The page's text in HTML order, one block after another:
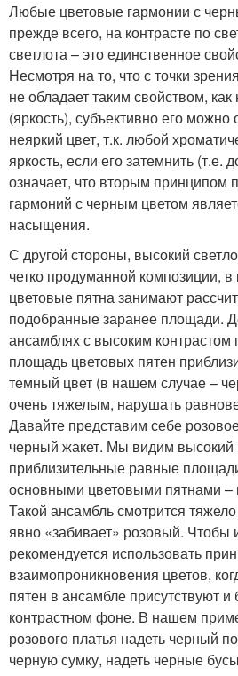
Любые цветовые гармонии с
прежде всего, на контрасте по
светлота – это единственное
Несмотря на то, что с точки
не обладает таким свойством,
(яркость), субъективно его можно
неяркий цвет, т.к. любой
яркость, если его затемнить (т.е.
означает, что вторым принципом
гармоний с черным цветом
насыщения.
С другой стороны, высокий
четко продуманной композиции,
цветовые пятна занимают
подобранные заранее площади.
ансамблях с высоким контрастом
площадь цветовых пятен
темный цвет (в нашем случае –
очень тяжелым, нарушать
Давайте представим себе
черный жакет. Мы видим высокий
приблизительные равные
основными цветовыми пятнами –
Такой ансамбль смотрится
явно «забивает» розовый. Чтобы
рекомендуется использовать
взаимопроникновения цветов,
пятен в ансамбле присутствуют
контрастном фоне. В нашем
розового платья надеть черный
черную сумку, надеть черные